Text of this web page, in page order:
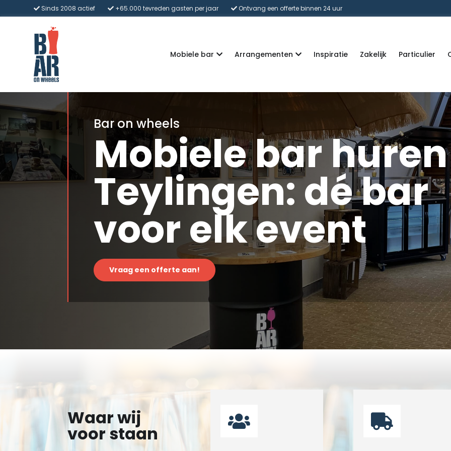
Sinds 2008 actief +65.000 tevreden gasten per jaar Ontvang een offerte binnen 24 uur
Mobiele bar Arrangementen Inspiratie Zakelijk Particulier
Bar on wheels
Mobiele bar huren
Teylingen: dé bar
voor elk event
Vraag een offerte aan!
Waar wij
voor staan
 